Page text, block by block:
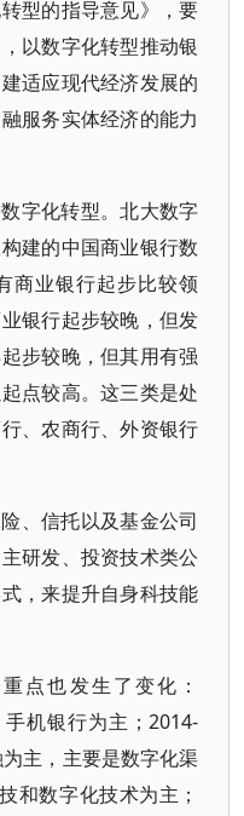
型的指导意见》，要
以数字化转型推动银
适应现代经济发展的
服务实体经济的能力
字化转型。北大数字
建的中国商业银行数
商业银行起步比较领
银行起步较晚，但发
步较晚，但其用有强
点较高。这三类是处
、农商行、外资银行
、信托以及基金公司
研发、投资技术类公
，来提升自身科技能
点也发生了变化：
机银行为主；2014-
主，主要是数字化渠
和数字化技术为主；